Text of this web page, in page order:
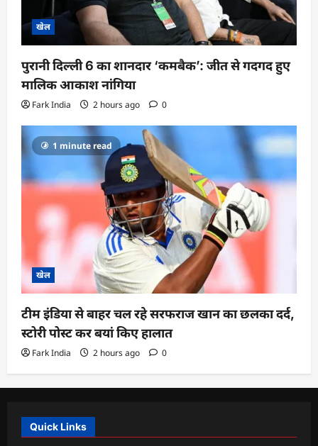
खेल
पुरानी दिल्ली 6 का शानदार ‘कमबैक’: जीत से गदगद हुए
मालिक आकाश नांगिया
Fark India 2 hours ago 0
1 minute read
खेल
टीम इंडिया से बाहर चल रहे सरफराज खान का छलका दर्द,
स्टोरी पोस्ट कर बयां किए हालात
Fark India 2 hours ago 0
Quick Links